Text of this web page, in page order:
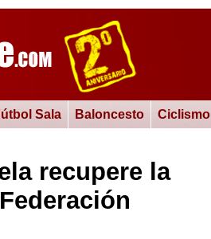
Sala Baloncesto Ciclismo
recupere la